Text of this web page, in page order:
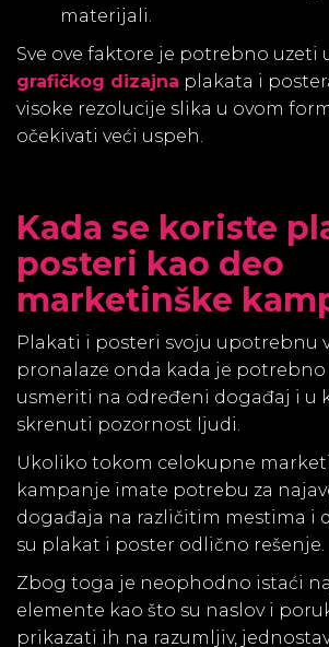
materijali.
Sve ove faktore je potrebno uzeti
grafičkog dizajna plakata i
visoke rezolucije slika u ovom
očekivati veći uspeh.
Kada se koriste
posteri kao deo
marketinške
Plakati i posteri svoju upotrebnu
pronalaze onda kada je
usmeriti na određeni događaj i u
skrenuti pozornost ljudi.
Ukoliko tokom celokupne
kampanje imate potrebu za
događaja na različitim mestima i
su plakat i poster odlično rešenje.
Zbog toga je neophodno istaći
elemente kao što su naslov i
prikazati ih na razumljiv,